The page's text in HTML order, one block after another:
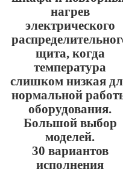
нагрев
электрического
щита, когда
температура
слишком низкая
нормальной
оборудования.
Большой выбор
моделей.
30 вариантов
исполнения